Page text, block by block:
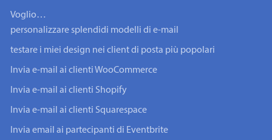
Voglio…
personalizzare splendidi modelli di e-mail
testare i miei design nei client di posta più popolari
Invia e-mail ai clienti WooCommerce
Invia e-mail ai clienti Shopify
Invia e-mail ai clienti Squarespace
Invia email ai partecipanti di Eventbrite